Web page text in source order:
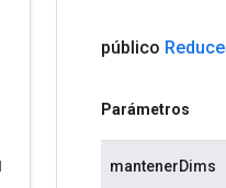
público Reduce
Parámetros
mantenerDims